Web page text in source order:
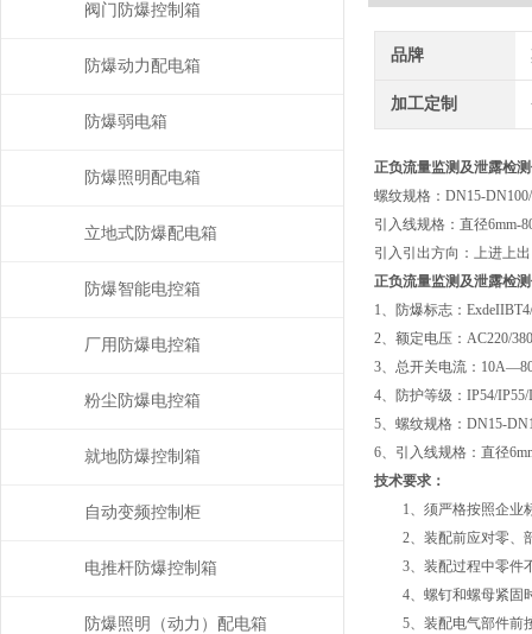
品牌
加工定制
正负流量监测及泄露检
螺纹规格：DN15-
引入线规格：直径6mm-
引入引出方向：上进上
正负流量监测及泄露检
1、防爆标志：
2、额定电压：AC220/
3、总开关电流：
4、防护等级：IP54/IP55/
5、螺纹规格：DN15-
6、引入线规格：直径
技术要求：
1、须严格按照企业标
2、装配前应对零、
3、装配过程中零件
4、螺钉和螺母紧固时
5、装配电气部件前按
阀门防爆控制箱
防爆动力配电箱
防爆弱电箱
防爆照明配电箱
立地式防爆配电箱
防爆智能电控箱
厂用防爆电控箱
粉尘防爆电控箱
就地防爆控制箱
自动变频控制柜
电推杆防爆控制箱
防爆照明（动力）配电箱